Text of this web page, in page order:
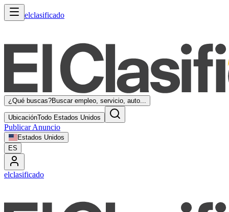
elclasificado
¿Qué buscas?Buscar empleo, servicio, auto...
UbicaciónTodo Estados Unidos
Publicar Anuncio
Estados Unidos
ES
elclasificado